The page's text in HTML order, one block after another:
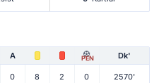
A PEN Dk'
0 8 2 0 2570'